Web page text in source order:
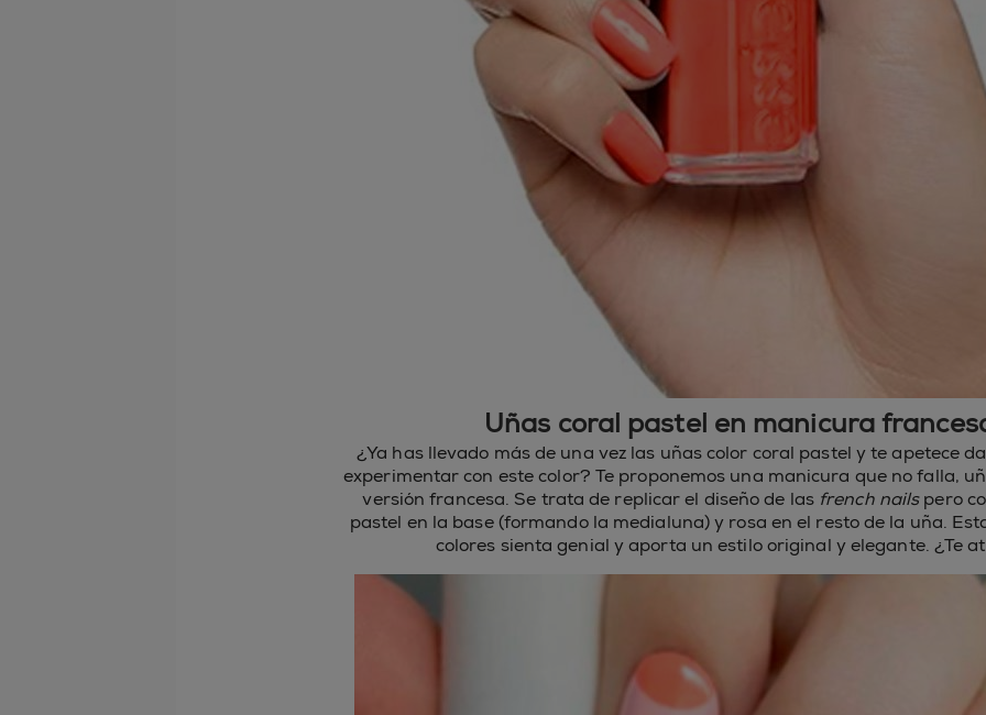
Uñas coral pastel en manicura
¿Ya has llevado más de una vez las uñas color coral pastel y te apetece
experimentar con este color? Te proponemos una manicura que no falla,
versión francesa. Se trata de replicar el diseño de las french nailspero
pastel en la base (formando la medialuna) y rosa en el resto de la uña.
colores sienta genial y aporta un estilo original y elegante. ¿Te